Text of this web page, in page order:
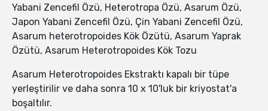
Yabani Zencefil Özü, Heterotropa Özü, Asarum Özü,
Japon Yabani Zencefil Özü, Çin Yabani Zencefil Özü,
Asarum heterotropoides Kök Özütü, Asarum Yaprak
Özütü, Asarum Heterotropoides Kök Tozu
Asarum Heterotropoides Ekstraktı kapalı bir tüpe
yerleştirilir ve daha sonra 10 x 10'luk bir kriyostat'a
boşaltılır.